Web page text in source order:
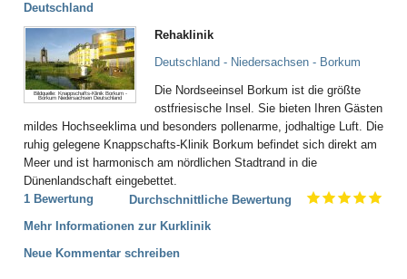
Deutschland
Bildquelle: Knappschafts-Klinik Borkum -
Borkum Niedersachsen Deutschland
Rehaklinik
Deutschland - Niedersachsen - Borkum
Die Nordseeinsel Borkum ist die größte
ostfriesische Insel. Sie bieten Ihren Gästen
mildes Hochseeklima und besonders pollenarme, jodhaltige Luft. Die
ruhig gelegene Knappschafts-Klinik Borkum befindet sich direkt am
Meer und ist harmonisch am nördlichen Stadtrand in die
Dünenlandschaft eingebettet.
1 Bewertung
Durchschnittliche Bewertung
Mehr Informationen zur Kurklinik
Neue Kommentar schreiben